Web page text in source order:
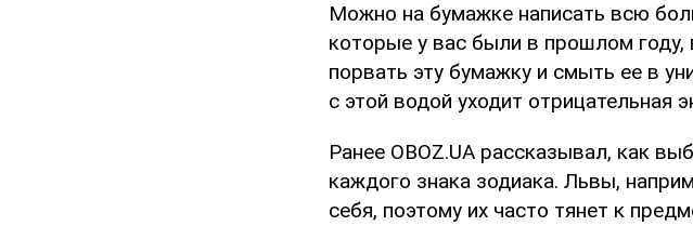
Можно на бумажке написать всю
которые у вас были в прошлом году,
порвать эту бумажку и смыть ее в
с этой водой уходит отрицательная
Ранее OBOZ.UA рассказывал, как
каждого знака зодиака. Львы,
себя, поэтому их часто тянет к